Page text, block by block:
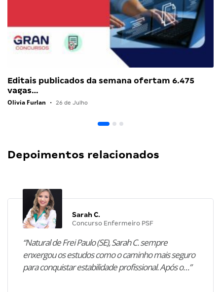
Editais publicados da semana ofertam 6.475
vagas…
Olivia Furlan • 26 de Julho
Depoimentos relacionados
Sarah C.
Concurso Enfermeiro PSF
“Natural de Frei Paulo (SE), Sarah C. sempre
enxergou os estudos como o caminho mais seguro
para conquistar estabilidade profissional. Após o…”